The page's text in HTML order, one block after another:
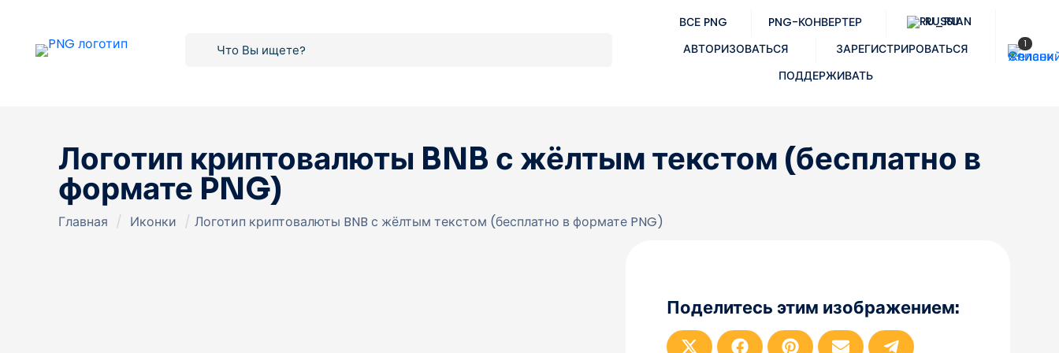
ВСЕ PNG PNG-КОНВЕРТЕР
RUSSIAN
АВТОРИЗОВАТЬСЯ
ЗАРЕГИСТРИРОВАТЬСЯ
ПОДДЕРЖИВАТЬ
1
Логотип криптовалюты BNB с жёлтым текстом (бесплатно в
формате PNG)
Главная / Иконки / Логотип криптовалюты BNB с жёлтым текстом (бесплатно в формате PNG)
Поделитесь этим изображением:
П П П